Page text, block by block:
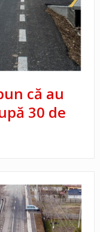
că au
30 de